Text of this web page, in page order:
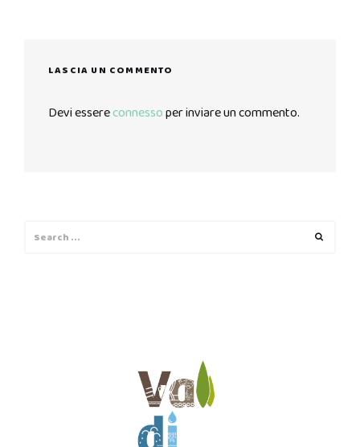
LASCIA UN COMMENTO
Devi essereconnessoper inviare un commento.
for: